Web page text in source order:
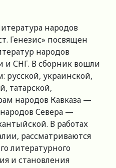
народов
Генезис» посвящен
народов
и СНГ. В сборник вошли
русской, украинской,
татарской,
народов Кавказа —
Севера —
В работах
рассматриваются
литературного
и становления